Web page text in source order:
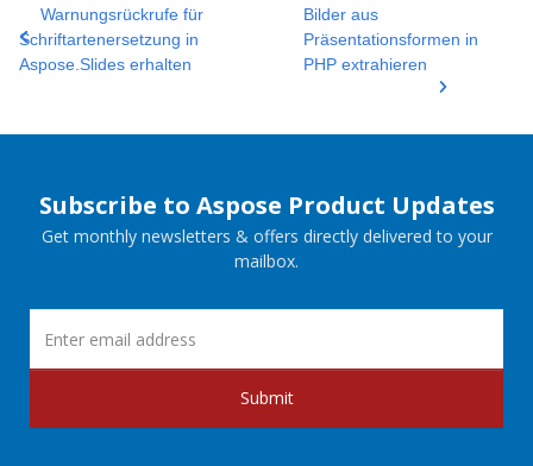
Warnungsrückrufe für
Schriftartenersetzung in
Aspose.Slides erhalten
Bilder aus
Präsentationsformen in
PHP extrahieren
Subscribe to Aspose Product Updates
Get monthly newsletters & offers directly delivered to your
mailbox.
Submit